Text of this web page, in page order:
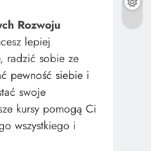
Rozwoju
lepiej
radzić sobie ze
pewność siebie i
swoje
kursy pomogą Ci
wszystkiego i